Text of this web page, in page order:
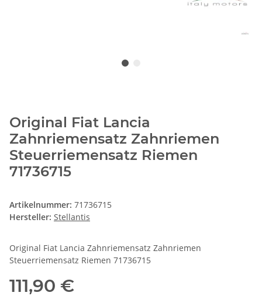
Original Fiat Lancia
Zahnriemensatz Zahnriemen
Steuerriemensatz Riemen
71736715
Artikelnummer: 71736715
Hersteller: Stellantis
Original Fiat Lancia Zahnriemensatz Zahnriemen
Steuerriemensatz Riemen 71736715
111,90 €